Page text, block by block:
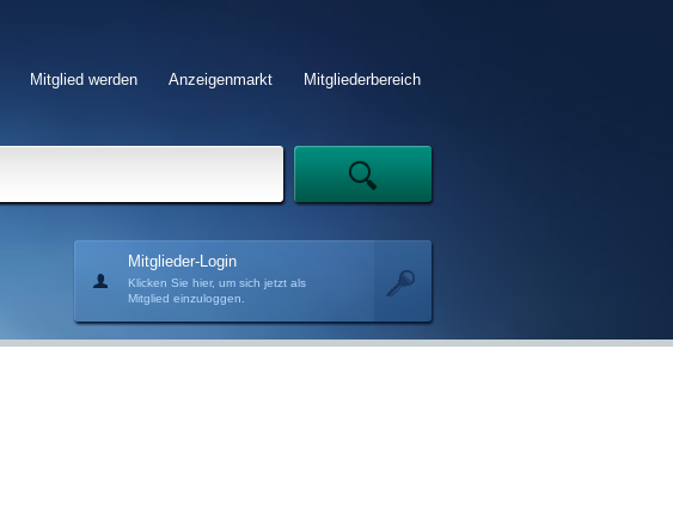
Mitgliederbereich
Anzeigenmarkt
Mitglied werden
Mitglieder-Login
Klicken Sie hier, um sich jetzt als
Mitglied einzuloggen.